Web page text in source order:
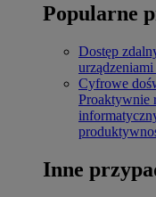
Popularne
Dostęp
Cyfrowe
Proaktywnie
Inne